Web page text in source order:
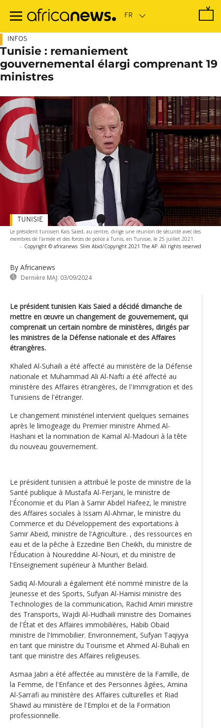
contenu
INFOS
Tunisie : remaniement
gouvernemental élargi comprenant 19
ministres
Le président tunisien Kais Saied, au centre, dirige une réunion de sécurité avec des
membres de l'armée et des forces de police à Tunis, en Tunisie, le 25 juillet 2021.
- Copyright © africanews Slim Abid/Copyright 2021 The AP. All rights reserved
By Africanews
Dernière MAJ: 03/09/2024
TUNISIE
Le président tunisien Kais Saied a décidé dimanche de
mettre en œuvre un changement de gouvernement, qui
comprenait un certain nombre de ministères, dirigés par
les ministres de la Défense nationale et des Affaires
étrangères.
Khaled Al-Suhaili a été affecté au ministère de la Défense
nationale et Muhammad Ali Al-Nafti a été affecté au
ministère des Affaires étrangères, de l'Immigration et des
Tunisiens de l'étranger.
Le changement ministériel intervient quelques semaines
après le limogeage du Premier ministre Ahmed Al-
Hashani et la nomination de Kamal Al-Madouri à la tête
du nouveau gouvernement.
Le président tunisien a attribué le poste de ministre de la
Santé publique à Mustafa Al-Ferjani, le ministre de
l'Économie et du Plan à Samir Abdel Hafeez, le ministre
des Affaires sociales à Issam Al-Ahmar, le ministre du
Commerce et du Développement des exportations à
Samir Abeid, ministre de l'Agriculture. , des ressources en
eau et de la pêche à Ezzedine Ben Cheikh, du ministre de
l'Éducation à Noureddine Al-Nouri, et du ministre de
l'Enseignement supérieur à Munther Belaid.
Sadiq Al-Mourali a également été nommé ministre de la
Jeunesse et des Sports, Sufyan Al-Hamisi ministre des
Technologies de la communication, Rachid Amiri ministre
des Transports, Wajdi Al-Hudhaili ministre des Domaines
de l'État et des Affaires immobilières, Habib Obaid
ministre de l'Immobilier. Environnement, Sufyan Taqiyya
en tant que ministre du Tourisme et Ahmed Al-Buhali en
tant que ministre des Affaires religieuses.
Asmaa Jabri a été affectée au ministère de la Famille, de
la Femme, de l'Enfance et des Personnes âgées, Amina
Al-Sarrafi au ministère des Affaires culturelles et Riad
Shawd au ministère de l'Emploi et de la Formation
professionnelle.